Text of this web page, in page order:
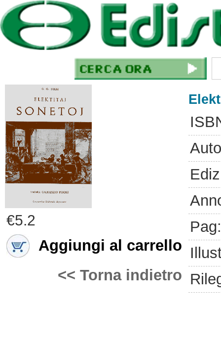
€5.2
Aggiungi al carrello
<< Torna indietro
Pag: